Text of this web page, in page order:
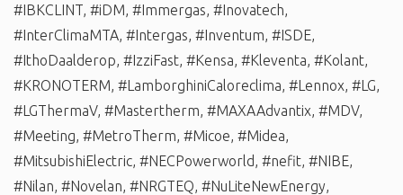
#IBKCLINT, #iDM, #Immergas, #Inovatech,
#InterClimaMTA, #Intergas, #Inventum, #ISDE,
#IthoDaalderop, #IzziFast, #Kensa, #Kleventa, #Kolant,
#KRONOTERM, #LamborghiniCaloreclima, #Lennox, #LG,
#LGThermaV, #Mastertherm, #MAXAAdvantix, #MDV,
#Meeting, #MetroTherm, #Micoe, #Midea,
#MitsubishiElectric, #NECPowerworld, #nefit, #NIBE,
#Nilan, #Novelan, #NRGTEQ, #NuLiteNewEnergy,